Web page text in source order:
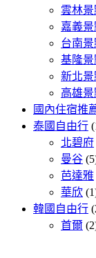
雲林
嘉義
台南
基隆
新北
高雄
國內住宿推
泰國自由行
北碧府
曼谷
芭達雅
華欣
韓國自由行
首爾